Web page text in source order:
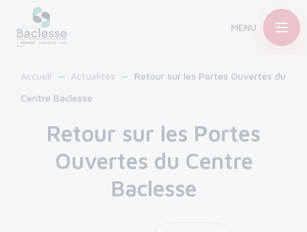
MENU
Accueil Actualités
Retour sur les Portes Ouvertes du
Centre Baclesse
Retour sur les Portes
Ouvertes du Centre
Baclesse